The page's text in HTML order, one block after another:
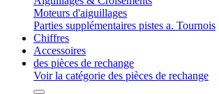
Moteurs d'aiguillages
Parties supplémentaires pistes a. Tournois
Chiffres
Accessoires
des pièces de rechange
Voir la catégorie des pièces de rechange